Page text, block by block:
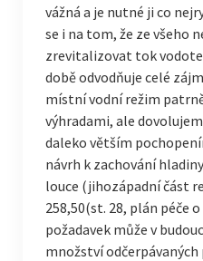
vážná a je nutné ji co
se i na tom, že ze všeho
zrevitalizovat tok
době odvodňuje celé
místní vodní režim
výhradami, ale
daleko větším
návrh k zachování
louce (jihozápadní část
258,50(st. 28, plán péče
požadavek může v
množství odčerpávaných